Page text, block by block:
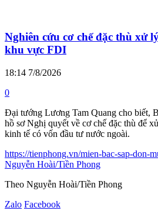
Nghiên cứu cơ chế đặc thù xử
khu vực FDI
18:14 7/8/2026
0
Đại tướng Lương Tam Quang cho biết,
hồ sơ Nghị quyết về cơ chế đặc thù để
kinh tế có vốn đầu tư nước ngoài.
https://tienphong.vn/mien-bac-sap-don-
Nguyễn Hoài/Tiền Phong
Theo Nguyễn Hoài/Tiền Phong
Zalo Facebook